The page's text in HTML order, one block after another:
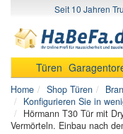
Seit 10 Jahren
Türen
Home Shop Türen
Konfigurieren Sie in
Hörmann T30 Tür mit
Vermörteln. Einbau nach